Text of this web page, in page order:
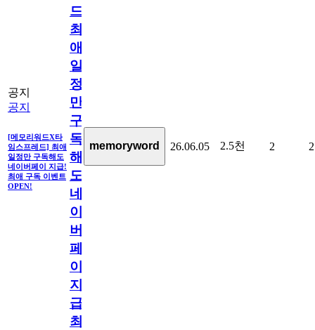
공지
공지
[메모리워드X타
임스프레드] 최애
일정만 구독해도
네이버페이 지급!
최애 구독 이벤트
OPEN!
드]
최
애
일
정
만
구
독
해
도
네
이
버
페
이
지
급!
최
memoryword 26.06.05 2.5천 2 2